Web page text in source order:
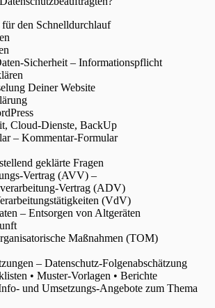
den Schnelldurchlauf
Sicherheit – Informationspflicht
Deiner Website
Cloud-Dienste, BackUp
– Kommentar-Formular
geklärte Fragen
Vertrag (AVV) –
Vertrag (ADV)
(VdV)
– Entsorgen von Altgeräten
Maßnahmen (TOM)
– Datenschutz-Folgenabschätzung
• Muster-Vorlagen • Berichte
und Umsetzungs-Angebote zum Thema